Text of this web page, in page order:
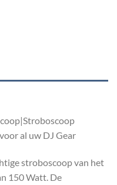
al uw DJ Gear
stroboscoop van het
150 Watt. De